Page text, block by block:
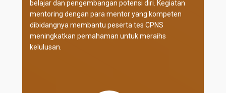
belajar dan pengembangan potensi diri. Kegiatan
mentoring dengan para mentor yang kompeten
dibidangnya membantu peserta tes CPNS
meningkatkan pemahaman untuk meraihs
kelulusan.